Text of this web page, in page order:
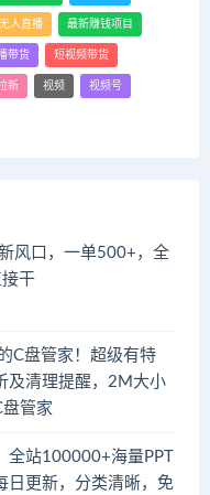
无人直播 最新赚钱项目
带货 短视频带货
新 视频 视频号
风口，一单500+，全
干
C盘管家！超级有特
及清理提醒，2M大小
管家
全站100000+海量PPT
日更新，分类清晰，免